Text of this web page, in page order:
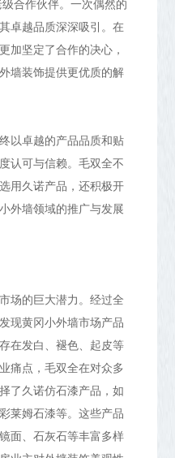
卓越品质深深吸引。在
加坚定了合作的决心，
墙装饰提供更优质的解
以卓越的产品品质和贴
认可与信赖。毛双全不
用久诺产品，还积极开
外墙领域的推广与发展
场的巨大潜力。经过全
现黄冈小外墙市场产品
在发白、褪色、起皮等
痛点，毛双全在对众多
了久诺仿石漆产品，如
莱姆石漆等。这些产品
面、石灰石等丰富多样